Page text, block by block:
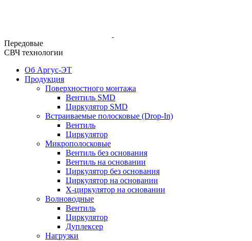
Передовые
СВЧ технологии
Об Аргус-ЭТ
Продукция
Поверхностного монтажа
Вентиль SMD
Циркулятор SMD
Встраиваемые полосковые (Drop-In)
Вентиль
Циркулятор
Микрополосковые
Вентиль без основания
Вентиль на основании
Циркулятор без основания
Циркулятор на основании
Х-циркулятор на основании
Волноводные
Вентиль
Циркулятор
Дуплексер
Нагрузки